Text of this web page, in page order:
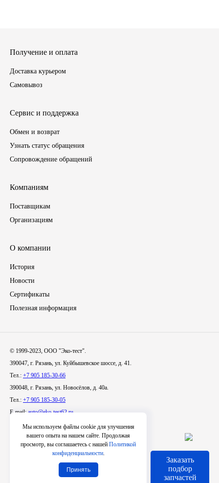
КРАЗ
ММЗ
ЛИАЗ
МТЗ
Спецтехника
УАЗ
ЯМЗ
Cummmins
Автоаксессуары
Автохимия
Материалы для ремонта
АКБ
Получение и оплата
Доставка курьером
Самовывоз
Сервис и поддержка
Обмен и возврат
Узнать статус обращения
Сопровождение обращений
Компаниям
Поставщикам
Организациям
О компании
История
Новости
Сертификаты
Полезная информация
© 1999-2023, ООО "Эко-тест".
390047, г. Рязань, ул. Куйбышевское шоссе, д. 41.
Тел.: +7 905 185-30-66
390048, г. Рязань, ул. Новосёлов, д. 40а.
Тел.: +7 905 185-30-05
E-mail: auto@eko-test62.ru
Условия использования сайта
При любом копировании материалов сайта
Заказать
подбор
запчастей
Мы используем файлы cookie для улучшения
вашего опыта на нашем сайте. Продолжая
просмотр, вы соглашаетесь с нашей Политикой
конфиденциальности.
Принять